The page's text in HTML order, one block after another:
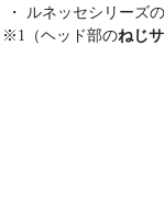
・ ルネッセシリーズ
※1（ヘッド部のねじ